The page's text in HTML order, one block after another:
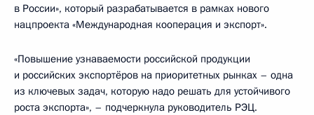
в России», который разрабатывается в рамках нового
нацпроекта «Международная кооперация и экспорт».
«Повышение узнаваемости российской продукции
и российских экспортёров на приоритетных рынках – одна
из ключевых задач, которую надо решать для устойчивого
роста экспорта», – подчеркнула руководитель РЭЦ.